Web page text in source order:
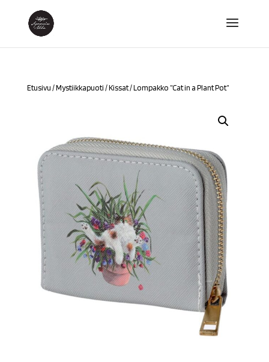
Etusivu /Mystiikkapuoti /Kissat/ Lompakko ”Cat in a Plant Pot”